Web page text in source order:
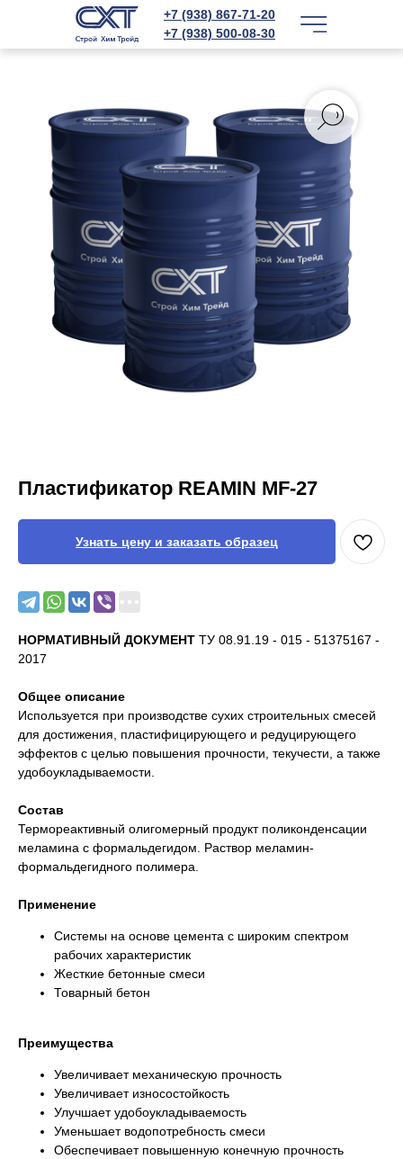
+7 (938) 867-71-20
+7 (938) 500-08-30
Пластификатор REAMIN MF-27
Узнать цену и заказать образец
НОРМАТИВНЫЙ ДОКУМЕНТ ТУ 08.91.19 - 015 - 51375167 -
2017
Общее описание
Используется при производстве сухих строительных смесей
для достижения, пластифицирующего и редуцирующего
эффектов с целью повышения прочности, текучести, а также
удобоукладываемости.
Состав
Термореактивный олигомерный продукт поликонденсации
меламина с формальдегидом. Раствор меламин-
формальдегидного полимера.
Применение
Системы на основе цемента с широким спектром
рабочих характеристик
Жесткие бетонные смеси
Товарный бетон
Преимущества
Увеличивает механическую прочность
Увеличивает износостойкость
Улучшает удобоукладываемость
Уменьшает водопотребность смеси
Обеспечивает повышенную конечную прочность